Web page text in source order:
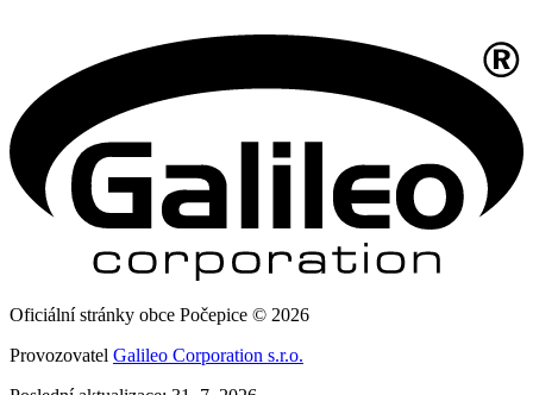
Oficiální stránky obce Počepice © 2026
Provozovatel Galileo Corporation s.r.o.